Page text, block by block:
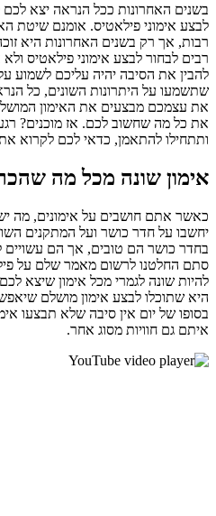
בשנים האחרונות ככל הנראה יצא
לבצע אימוני פילאטיס. אומנם שיטת
רבות, אך רק בשנים האחרונות היא
רבים לבחור לבצע אימוני פילאטיס
להבין את הסיבה יהיה עליכם לשמוע
שתשמעו על היתרונות השונים, כל
את עצמכם מבצעים את האימון
את כל מה שחשוב לכם. אז מוכנים? רגע
ותתחילו להתאמן, כדאי לכם לקרוא
אימון שונה מכל מה
כאשר אתם חושבים על אימונים, מה
יחשבו על חדר כושר ועל המתקנים
בחדר כושר הם טובים, אך הם
סתם החלטנו לרשום מאמר שלם על
להיות שונה לגמרי מכל אימון שיצא
היא שתוכלו לבצע אימון מושלם
בסופו של יום אין סיבה שלא תבצעו
איתם גם חוויות מסוג אחר.